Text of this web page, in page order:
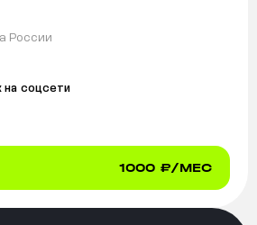
России
на соцсети
1000 ₽/МЕС